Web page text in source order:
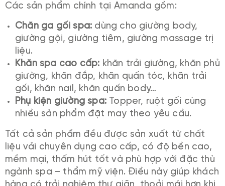
Các sản phẩm chính tại Amanda gồm:
Chăn ga gối spa: dùng cho giường body,
giường gội, giường tiêm, giường massage trị
liệu.
Khăn spa cao cấp: khăn trải giường, khăn phủ
giường, khăn đắp, khăn quấn tóc, khăn trải
gối, khăn nail, khăn quấn body…
Phụ kiện giường spa: Topper, ruột gối cùng
nhiều sản phẩm đặt may theo yêu cầu.
Tất cả sản phẩm đều được sản xuất từ chất
liệu vải chuyên dụng cao cấp, có độ bền cao,
mềm mại, thấm hút tốt và phù hợp với đặc thù
ngành spa – thẩm mỹ viện. Điều này giúp khách